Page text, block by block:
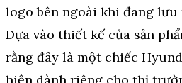
logo bên ngoài khi đang lưu
Dựa vào thiết kế của sản
rằng đây là một chiếc
hiện dành riêng cho thị